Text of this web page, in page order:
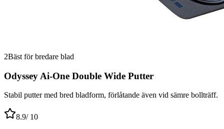
2Bäst för bredare blad
Odyssey Ai-One Double Wide Putter
Stabil putter med bred bladform, förlåtande även vid sämre bollträff.
8.9/ 10